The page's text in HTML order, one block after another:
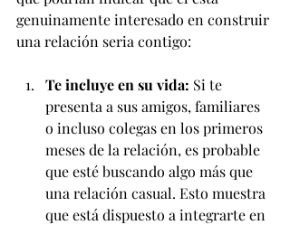
genuinamente interesado en construir
una relación seria contigo:
Te incluye en su vida: Si te
presenta a sus amigos, familiares
o incluso colegas en los primeros
meses de la relación, es probable
que esté buscando algo más que
una relación casual. Esto muestra
que está dispuesto a integrarte en